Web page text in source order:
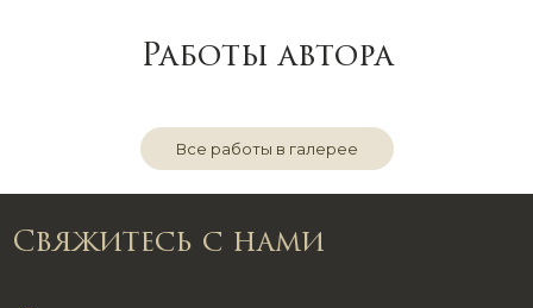
Работы автора
Все работы в галерее
Свяжитесь с нами